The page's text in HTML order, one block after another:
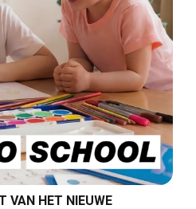
VAN HET NIEUWE